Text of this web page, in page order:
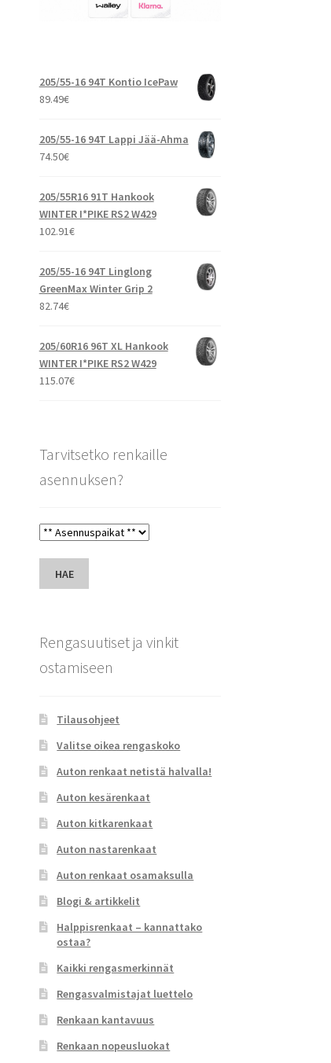
205/55-16 94T Kontio IcePaw
89.49€
205/55-16 94T Lappi Jää-Ahma
74.50€
205/55R16 91T Hankook
WINTER I*PIKE RS2 W429
102.91€
205/55-16 94T Linglong
GreenMax Winter Grip 2
82.74€
205/60R16 96T XL Hankook
WINTER I*PIKE RS2 W429
115.07€
Tarvitsetko renkaille
asennuksen?
HAE
Rengasuutiset ja vinkit
ostamiseen
Tilausohjeet
Valitse oikea rengaskoko
Auton renkaat netistä halvalla!
Auton kesärenkaat
Auton kitkarenkaat
Auton nastarenkaat
Auton renkaat osamaksulla
Blogi & artikkelit
Halppisrenkaat – kannattako
ostaa?
Kaikki rengasmerkinnät
Rengasvalmistajat luettelo
Renkaan kantavuus
Renkaan nopeusluokat